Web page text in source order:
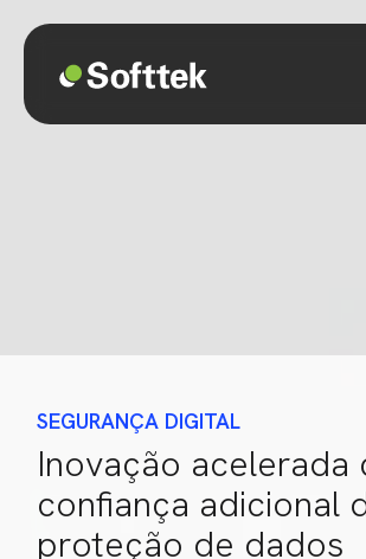
SEGURANÇA DIGITAL
Inovação acelerada
confiança adicional
proteção de dados